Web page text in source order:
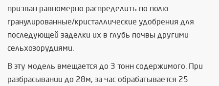
призван равномерно распределить по полю
гранулированные/кристаллические удобрения для
последующей заделки их в глубь почвы другими
сельхозорудиями.
В эту модель вмещается до 3 тонн содержимого. При
разбрасывании до 28м, за час обрабатывается 25